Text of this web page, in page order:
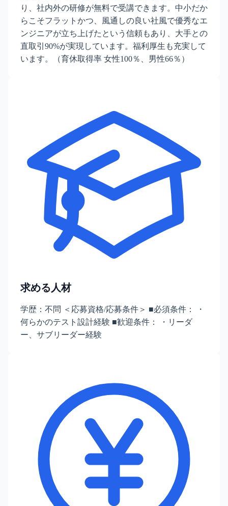
り、社内外の研修が無料で受講できます。中小だか
らこそフラットかつ、風通しの良い社風で優秀なエ
ンジニアが立ち上げたという信頼もあり、大手との
直取引90%が実現しています。福利厚生も充実して
います。（育休取得率 女性100％、男性66％）
求める人材
学歴：不問 ＜応募資格/応募条件＞ ■必須条件： ・
何らかのテスト設計経験 ■歓迎条件： ・リーダ
ー、サブリーダー経験